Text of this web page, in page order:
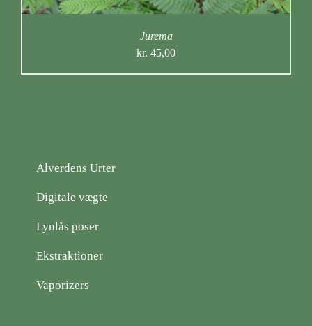
Jurema
kr. 45,00
Alverdens Urter
Digitale vægte
Lynlås poser
Ekstraktioner
Vaporizers